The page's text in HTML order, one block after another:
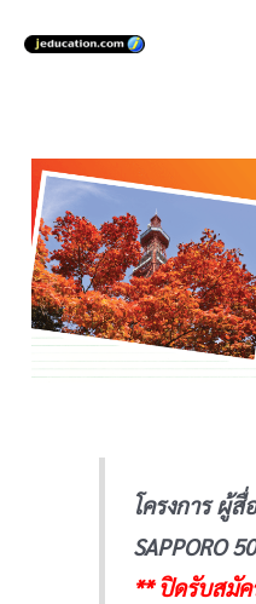
โครงการ ผู้
SAPPORO
** ปิดรับสมั